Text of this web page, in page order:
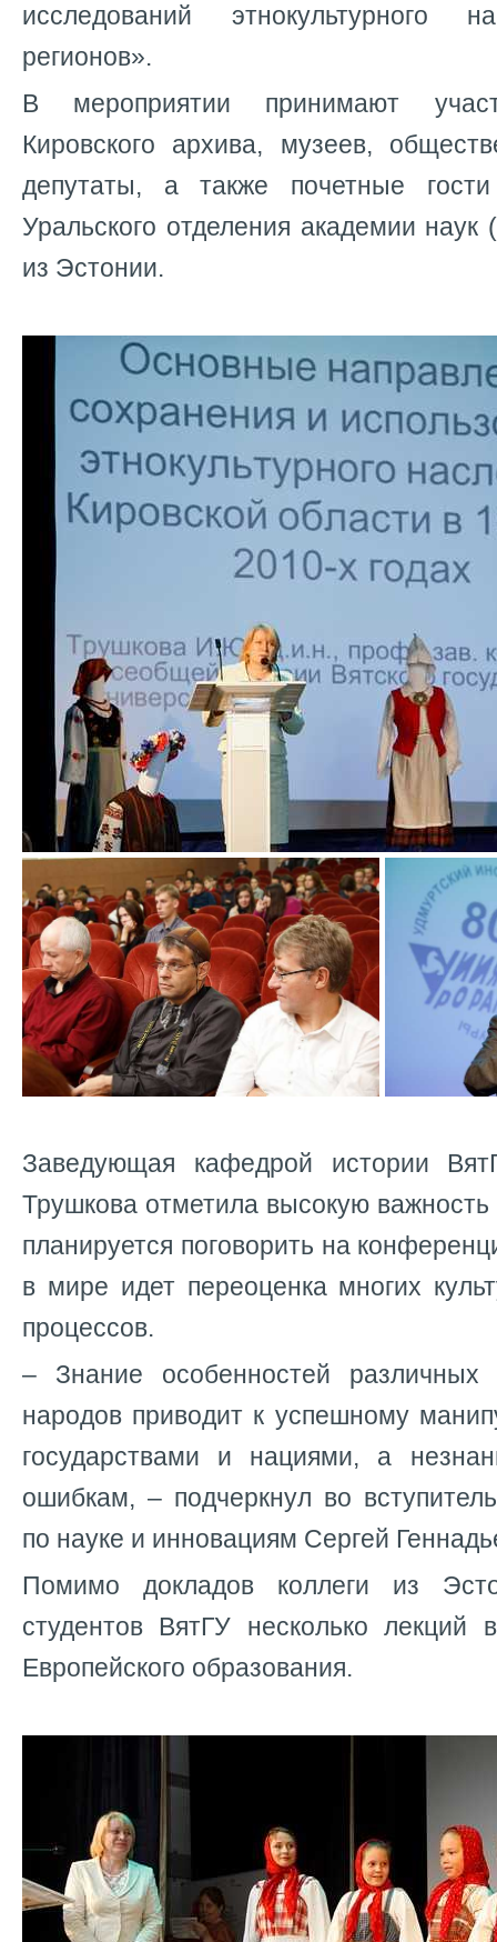
исследований этнокультурного
регионов».
В мероприятии принимают
Кировского архива, музеев,
депутаты, а также почетные
Уральского отделения академии
из Эстонии.
Заведующая кафедрой истории
Трушкова отметила высокую
планируется поговорить на
в мире идет переоценка многих
процессов.
– Знание особенностей различных
народов приводит к успешному
государствами и нациями, а
ошибкам, – подчеркнул во
по науке и инновациям Сергей
Помимо докладов коллеги из
студентов ВятГУ несколько лекций
Европейского образования.